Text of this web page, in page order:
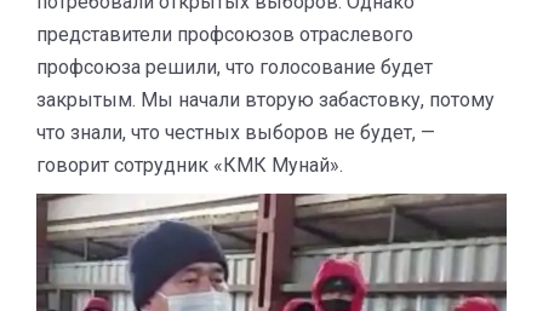
представители профсоюзов отраслевого
профсоюза решили, что голосование будет
закрытым. Мы начали вторую забастовку, потому
что знали, что честных выборов не будет, —
говорит сотрудник «КМК Мунай».